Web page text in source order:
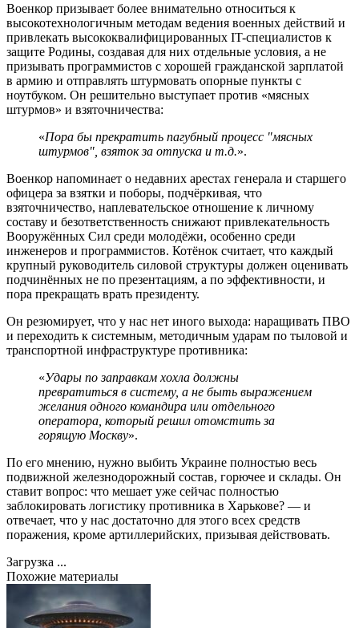
Военкор призывает более внимательно относиться к
высокотехнологичным методам ведения военных действий и
привлекать высококвалифицированных IT-специалистов к
защите Родины, создавая для них отдельные условия, а не
призывать программистов с хорошей гражданской зарплатой
в армию и отправлять штурмовать опорные пункты с
ноутбуком. Он решительно выступает против «мясных
штурмов» и взяточничества:
«Пора бы прекратить пагубный процесс "мясных
штурмов", взяток за отпуска и т.д.».
Военкор напоминает о недавних арестах генерала и старшего
офицера за взятки и поборы, подчёркивая, что
взяточничество, наплевательское отношение к личному
составу и безответственность снижают привлекательность
Вооружённых Сил среди молодёжи, особенно среди
инженеров и программистов. Котёнок считает, что каждый
крупный руководитель силовой структуры должен оценивать
подчинённых не по презентациям, а по эффективности, и
пора прекращать врать президенту.
Он резюмирует, что у нас нет иного выхода: наращивать ПВО
и переходить к системным, методичным ударам по тыловой и
транспортной инфраструктуре противника:
«Удары по заправкам хохла должны
превратиться в систему, а не быть выражением
желания одного командира или отдельного
оператора, который решил отомстить за
горящую Москву».
По его мнению, нужно выбить Украине полностью весь
подвижной железнодорожный состав, горючее и склады. Он
ставит вопрос: что мешает уже сейчас полностью
заблокировать логистику противника в Харькове? — и
отвечает, что у нас достаточно для этого всех средств
поражения, кроме артиллерийских, призывая действовать.
Загрузка ...
Похожие материалы